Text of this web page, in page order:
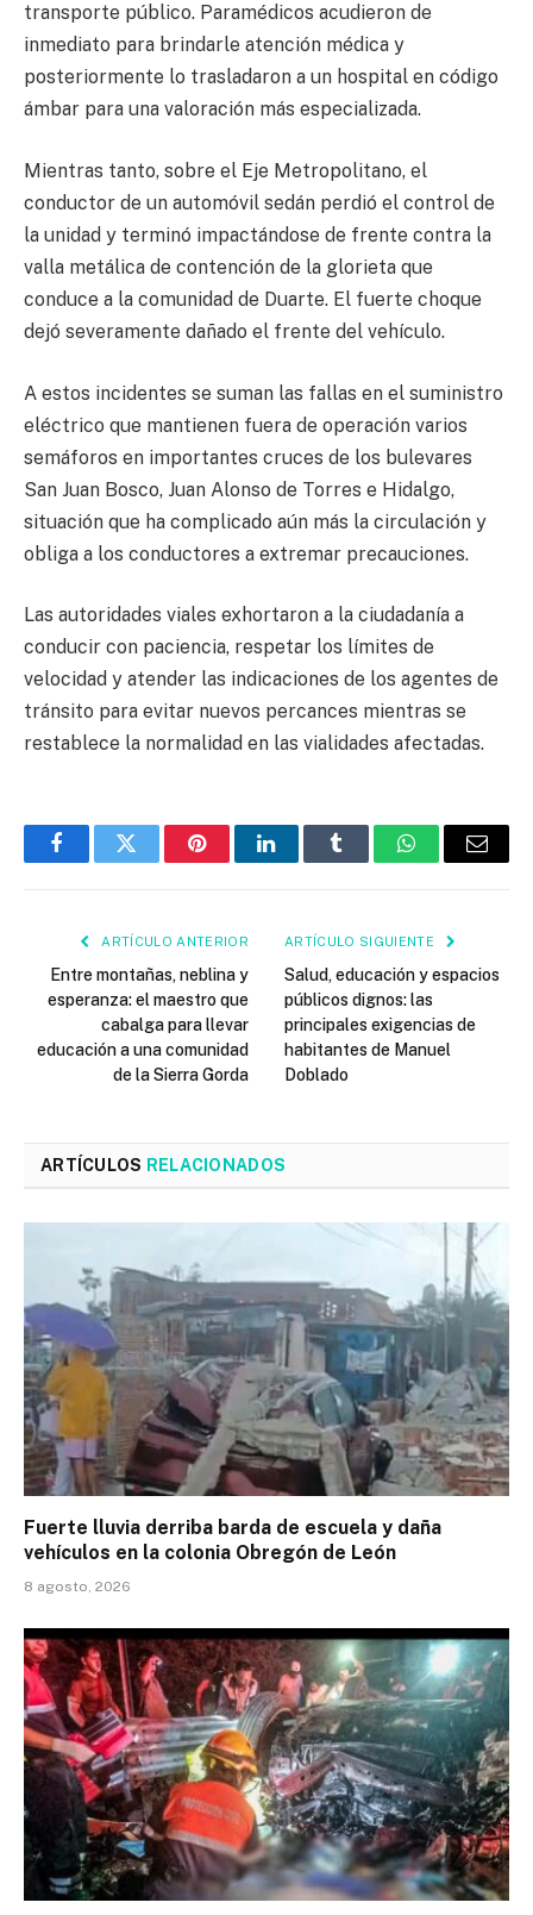
transporte público. Paramédicos acudieron de
inmediato para brindarle atención médica y
posteriormente lo trasladaron a un hospital en código
ámbar para una valoración más especializada.
Mientras tanto, sobre el Eje Metropolitano, el
conductor de un automóvil sedán perdió el control de
la unidad y terminó impactándose de frente contra la
valla metálica de contención de la glorieta que
conduce a la comunidad de Duarte. El fuerte choque
dejó severamente dañado el frente del vehículo.
A estos incidentes se suman las fallas en el suministro
eléctrico que mantienen fuera de operación varios
semáforos en importantes cruces de los bulevares
San Juan Bosco, Juan Alonso de Torres e Hidalgo,
situación que ha complicado aún más la circulación y
obliga a los conductores a extremar precauciones.
Las autoridades viales exhortaron a la ciudadanía a
conducir con paciencia, respetar los límites de
velocidad y atender las indicaciones de los agentes de
tránsito para evitar nuevos percances mientras se
restablece la normalidad en las vialidades afectadas.
FacebookTwitter PinterestLinkedInTumblr WhatsAppEmail
ARTÍCULO ANTERIOR
Entre montañas, neblina y
esperanza: el maestro que
cabalga para llevar
educación a una comunidad
de la Sierra Gorda
ARTÍCULO SIGUIENTE
Salud, educación y espacios
públicos dignos: las
principales exigencias de
habitantes de Manuel
Doblado
ARTÍCULOS RELACIONADOS
Fuerte lluvia derriba barda de escuela y daña
vehículos en la colonia Obregón de León
8 agosto, 2026